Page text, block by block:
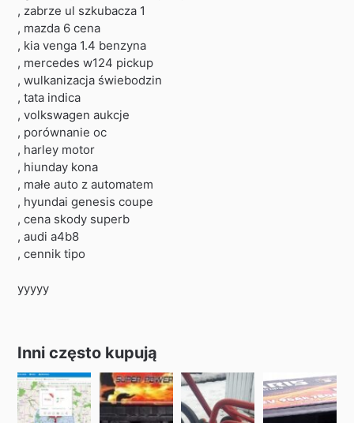
, zabrze ul szkubacza 1
, mazda 6 cena
, kia venga 1.4 benzyna
, mercedes w124 pickup
, wulkanizacja świebodzin
, tata indica
, volkswagen aukcje
, porównanie oc
, harley motor
, hiunday kona
, małe auto z automatem
, hyundai genesis coupe
, cena skody superb
, audi a4b8
, cennik tipo
yyyyy
Inni często kupują